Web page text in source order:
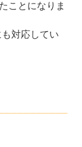
ことになりま
対応してい